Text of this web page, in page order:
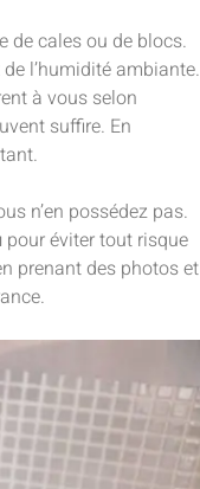
de cales ou de blocs.
l’humidité ambiante.
à vous selon
suffire. En
n’en possédez pas.
pour éviter tout risque
prenant des photos et